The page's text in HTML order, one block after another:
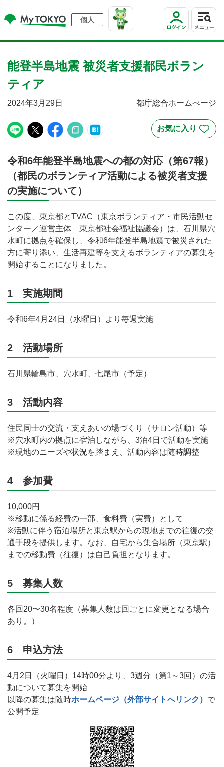
個人
能登半島地震 被災者支援都民ボラン
ティア
2024年3月29日 都庁総合ホームぺージ
令和6年能登半島地震への都の対応（第67報）
（都民のボランティア活動による被災者支援
の実施について）
この度、東京都とTVAC（東京ボランティア・市民活動セ
ンター／運営主体 東京都社会福祉協議会）は、石川県穴
水町に拠点を確保し、令和6年能登半島地震で被災された
方に寄り添い、生活再建等を支えるボランティアの募集を
開始することになりました。
1 実施期間
令和6年4月24日（水曜日）より毎週実施
2 活動場所
石川県輪島市、穴水町、七尾市（予定）
3 活動内容
住民同士の交流・支えあいの場づくり（サロン活動）等
※穴水町内の拠点に宿泊しながら、3泊4日で活動を実施
※現地のニーズや状況を踏まえ、活動内容は随時調整
4 参加費
10,000円
※移動に係る経費の一部、食料費（実費）として
※活動に伴う宿泊場所と東京駅からの現地までの往復の交
通手段を提供します。なお、自宅から集合場所（東京駅）
までの移動費（往復）は自己負担となります。
5 募集人数
各回20〜30名程度（募集人数は回ごとに変更となる場合
あり。）
6 申込方法
4月2日（火曜日）14時00分より、3週分（第1～3回）の活
動について募集を開始
以降の募集は随時ホームページ（外部サイトへリンク） で
公開予定